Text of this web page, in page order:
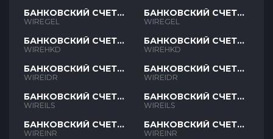
БАНКОВСКИЙ СЧЕТ
GEL
WIREGEL
БАНКОВСКИЙ СЧЕТ
HKD
WIREHKD
БАНКОВСКИЙ СЧЕТ
IDR
WIREIDR
БАНКОВСКИЙ СЧЕТ
ILS
WIREILS
БАНКОВСКИЙ СЧЕТ
INR
WIREINR
БАНКОВСКИЙ СЧЕТ
GEL
WIREGEL
БАНКОВСКИЙ СЧЕТ
HKD
WIREHKD
БАНКОВСКИЙ СЧЕТ
IDR
WIREIDR
БАНКОВСКИЙ СЧЕТ
ILS
WIREILS
БАНКОВСКИЙ СЧЕТ
INR
WIREINR